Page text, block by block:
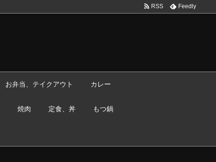
お弁当、テイクアウト カレー
焼肉 定食、丼 もつ鍋
RSS Feedly